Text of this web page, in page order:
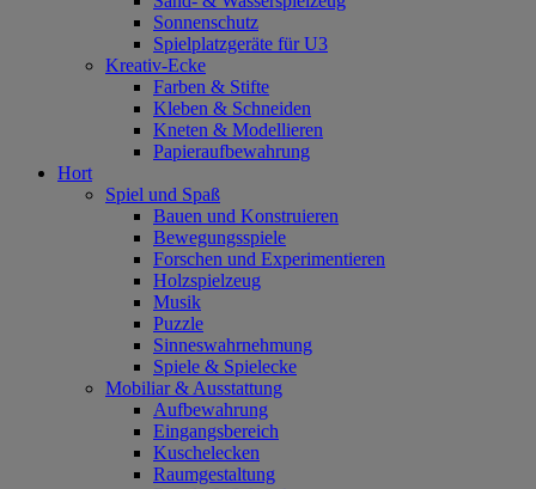
Sonnenschutz
Spielplatzgeräte für U3
Kreativ-Ecke
Farben & Stifte
Kleben & Schneiden
Kneten & Modellieren
Papieraufbewahrung
Hort
Spiel und Spaß
Bauen und Konstruieren
Bewegungsspiele
Forschen und Experimentieren
Holzspielzeug
Musik
Puzzle
Sinneswahrnehmung
Spiele & Spielecke
Mobiliar & Ausstattung
Aufbewahrung
Eingangsbereich
Kuschelecken
Raumgestaltung